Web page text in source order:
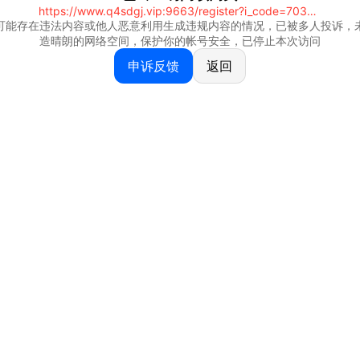
https://www.q4sdgj.vip:9663/register?i_code=70328081
能存在违法内容或他人恶意利用生成违规内容的情况，已被多人投诉，
造晴朗的网络空间，保护你的帐号安全，已停止本次访问
申诉反馈 返回